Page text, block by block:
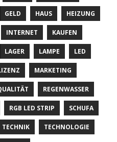
GELD HAUS HEIZUNG
INTERNET KAUFEN
LAGER LAMPE LED
MARKETING
REGENWASSER
RGB LED STRIP SCHUFA
TECHNIK TECHNOLOGIE